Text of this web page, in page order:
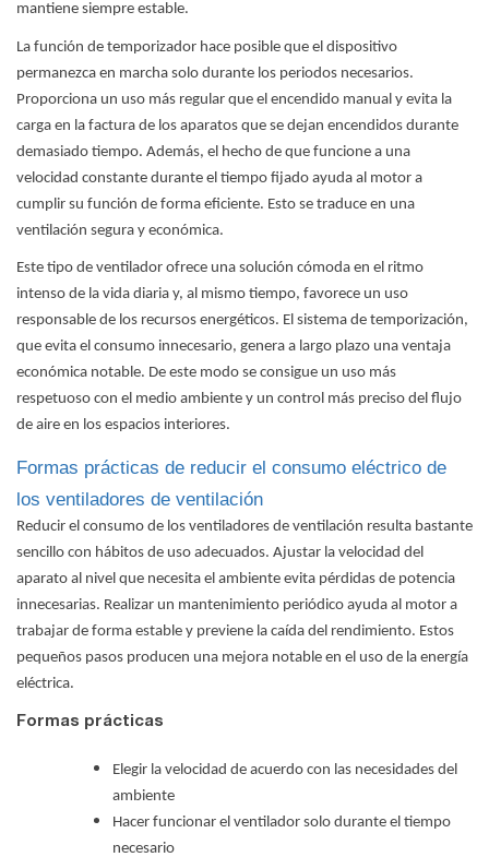
mantiene siempre estable.
La función de temporizador hace posible que el dispositivo
permanezca en marcha solo durante los periodos necesarios.
Proporciona un uso más regular que el encendido manual y evita la
carga en la factura de los aparatos que se dejan encendidos durante
demasiado tiempo. Además, el hecho de que funcione a una
velocidad constante durante el tiempo fijado ayuda al motor a
cumplir su función de forma eficiente. Esto se traduce en una
ventilación segura y económica.
Este tipo de ventilador ofrece una solución cómoda en el ritmo
intenso de la vida diaria y, al mismo tiempo, favorece un uso
responsable de los recursos energéticos. El sistema de temporización,
que evita el consumo innecesario, genera a largo plazo una ventaja
económica notable. De este modo se consigue un uso más
respetuoso con el medio ambiente y un control más preciso del flujo
de aire en los espacios interiores.
Formas prácticas de reducir el consumo eléctrico de
los ventiladores de ventilación
Reducir el consumo de los ventiladores de ventilación resulta bastante
sencillo con hábitos de uso adecuados. Ajustar la velocidad del
aparato al nivel que necesita el ambiente evita pérdidas de potencia
innecesarias. Realizar un mantenimiento periódico ayuda al motor a
trabajar de forma estable y previene la caída del rendimiento. Estos
pequeños pasos producen una mejora notable en el uso de la energía
eléctrica.
Formas prácticas
Elegir la velocidad de acuerdo con las necesidades del
ambiente
Hacer funcionar el ventilador solo durante el tiempo
necesario